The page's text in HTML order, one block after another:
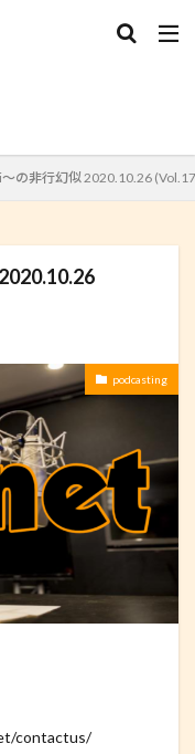
の非行幻似 2020.10.26
podcasting
contactus/